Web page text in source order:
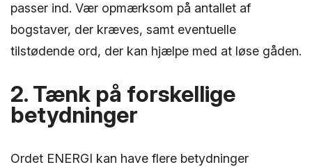
passer ind. Vær opmærksom på antallet af
bogstaver, der kræves, samt eventuelle
tilstødende ord, der kan hjælpe med at løse gåden.
2. Tænk på forskellige
betydninger
Ordet ENERGI kan have flere betydninger